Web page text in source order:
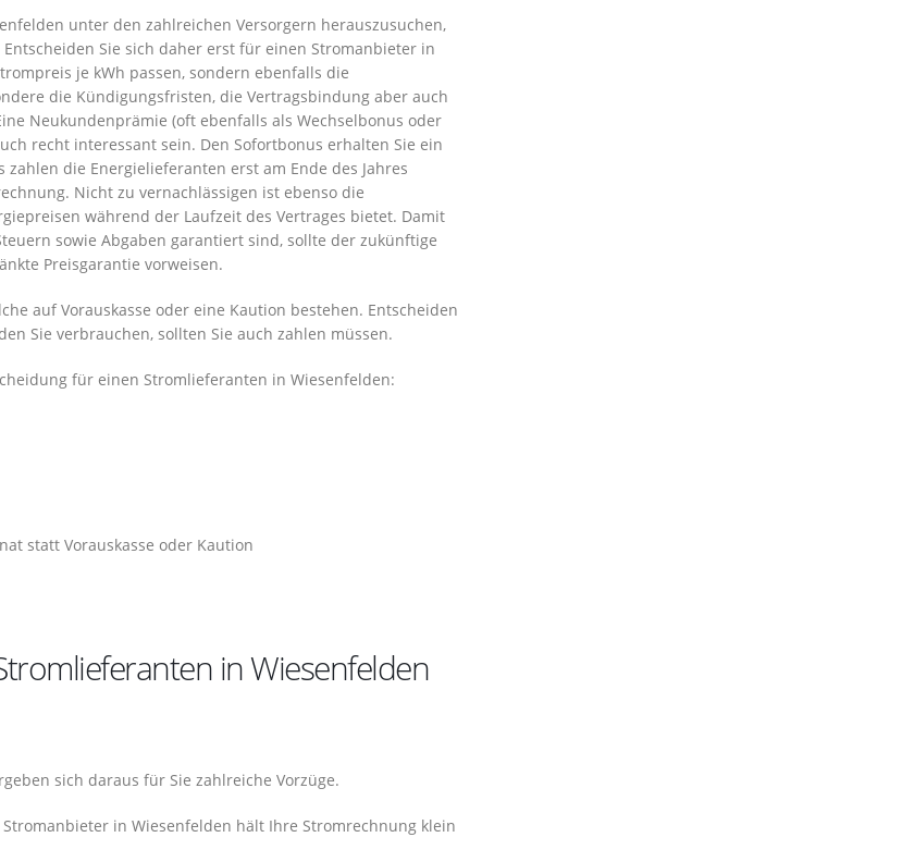
unter den zahlreichen Versorgern herauszusuchen,
Sie sich daher erst für einen Stromanbieter in
je kWh passen, sondern ebenfalls die
die Kündigungsfristen, die Vertragsbindung aber auch
Neukundenprämie (oft ebenfalls als Wechselbonus oder
recht interessant sein. Den Sofortbonus erhalten Sie ein
die Energielieferanten erst am Ende des Jahres
Nicht zu vernachlässigen ist ebenso die
während der Laufzeit des Vertrages bietet. Damit
sowie Abgaben garantiert sind, sollte der zukünftige
Preisgarantie vorweisen.
auf Vorauskasse oder eine Kaution bestehen. Entscheiden
Sie verbrauchen, sollten Sie auch zahlen müssen.
für einen Stromlieferanten in Wiesenfelden:
statt Vorauskasse oder Kaution
in Wiesenfelden
sich daraus für Sie zahlreiche Vorzüge.
in Wiesenfelden hält Ihre Stromrechnung klein